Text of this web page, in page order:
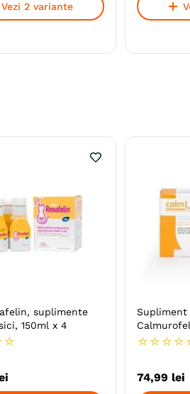
Vezi 2 variante
suplimente
150ml x 4
☆ ☆ ☆ ☆ ☆
74,99 lei